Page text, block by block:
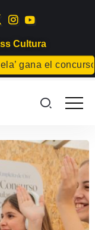
Cultura
gana el concurso